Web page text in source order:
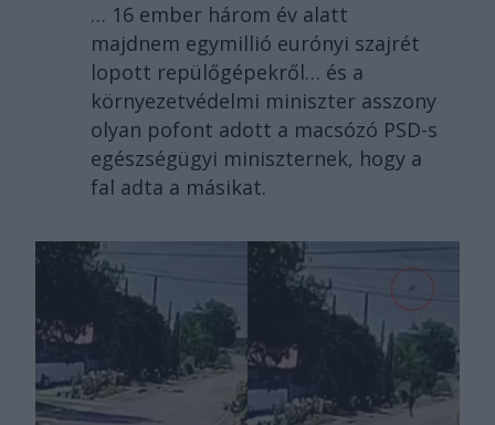
… 16 ember három év alatt
majdnem egymillió eurónyi szajrét
lopott repülőgépekről… és a
környezetvédelmi miniszter asszony
olyan pofont adott a macsózó PSD-s
egészségügyi miniszternek, hogy a
fal adta a másikat.